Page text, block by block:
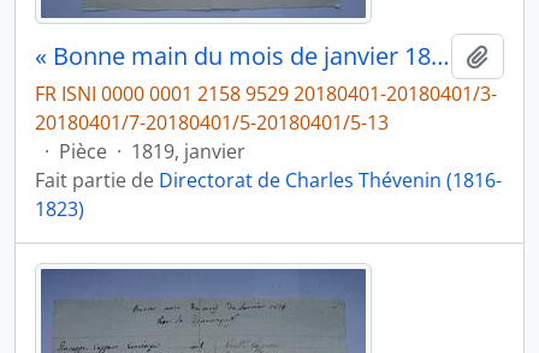
« Bonne main du mois de janvier 1819 pour le concierge », de Charles Thévenin, fol. 63
FR ISNI 0000 0001 2158 9529 20180401-20180401/3-
20180401/7-20180401/5-20180401/5-13
· Pièce · 1819, janvier
Fait partie de Directorat de Charles Thévenin (1816-
1823)